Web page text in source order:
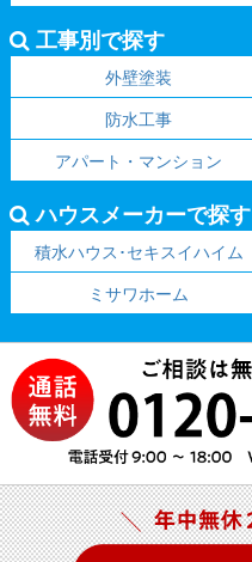
工事別で探す
外壁塗装
防水工事
アパート・マンション
ハウスメーカーで探す
積水ハウス･セキスイハイム
ミサワホーム